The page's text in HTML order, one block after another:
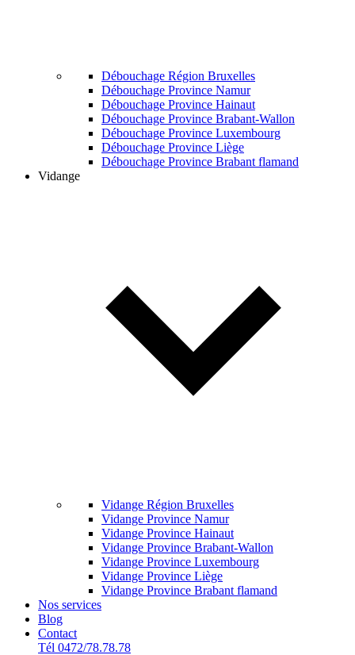
Débouchage Région Bruxelles
Débouchage Province Namur
Débouchage Province Hainaut
Débouchage Province Brabant-Wallon
Débouchage Province Luxembourg
Débouchage Province Liège
Débouchage Province Brabant flamand
Vidange
Vidange Région Bruxelles
Vidange Province Namur
Vidange Province Hainaut
Vidange Province Brabant-Wallon
Vidange Province Luxembourg
Vidange Province Liège
Vidange Province Brabant flamand
Nos services
Blog
Contact
Tél 0472/78.78.78